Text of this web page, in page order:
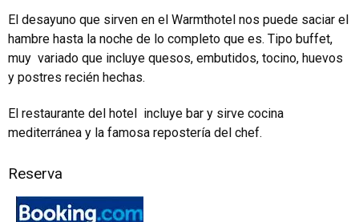
El desayuno que sirven en el Warmthotel nos puede saciar el
hambre hasta la noche de lo completo que es. Tipo buffet,
muy variado que incluye quesos, embutidos, tocino, huevos
y postres recién hechas.
El restaurante del hotel incluye bar y sirve cocina
mediterránea y la famosa repostería del chef.
Reserva